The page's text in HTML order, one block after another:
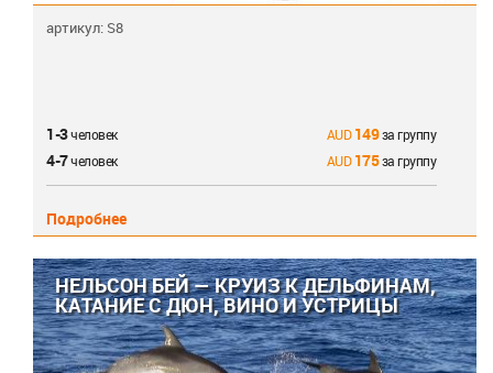
артикул: S8
1-3человек 149за группу
4-7человек 175за группу
Подробнее
НЕЛЬСОН БЕЙ — КРУИЗ К ДЕЛЬФИНАМ,
КАТАНИЕ С ДЮН, ВИНО И УСТРИЦЫ